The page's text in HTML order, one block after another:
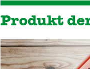
Produkt